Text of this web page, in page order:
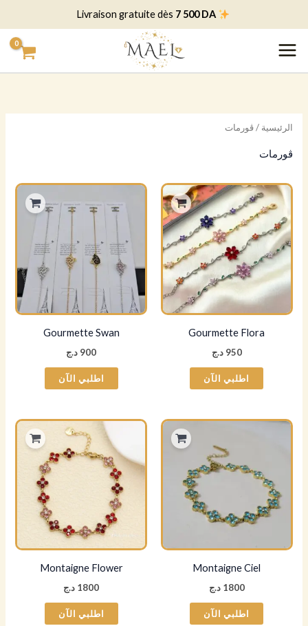
7 500 DA
إلى
المحتوى
الرئيسية / ڨورمات
ڨورمات
Gourmette Flora
950 د.ج
اطلبي الآن
Gourmette Swan
900 د.ج
اطلبي الآن
Montaigne Ciel
1800 د.ج
اطلبي الآن
Montaigne Flower
1800 د.ج
اطلبي الآن